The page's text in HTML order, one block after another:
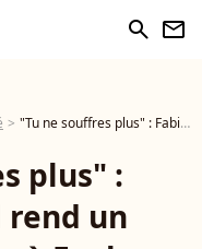
search newsletter
"Tu ne souffres plus" : Fabienne Egal rend un vibrant hommage à Evelyne Leclercq, son amie et ex-acolyte de Tournez Manège
plus" :
rend un